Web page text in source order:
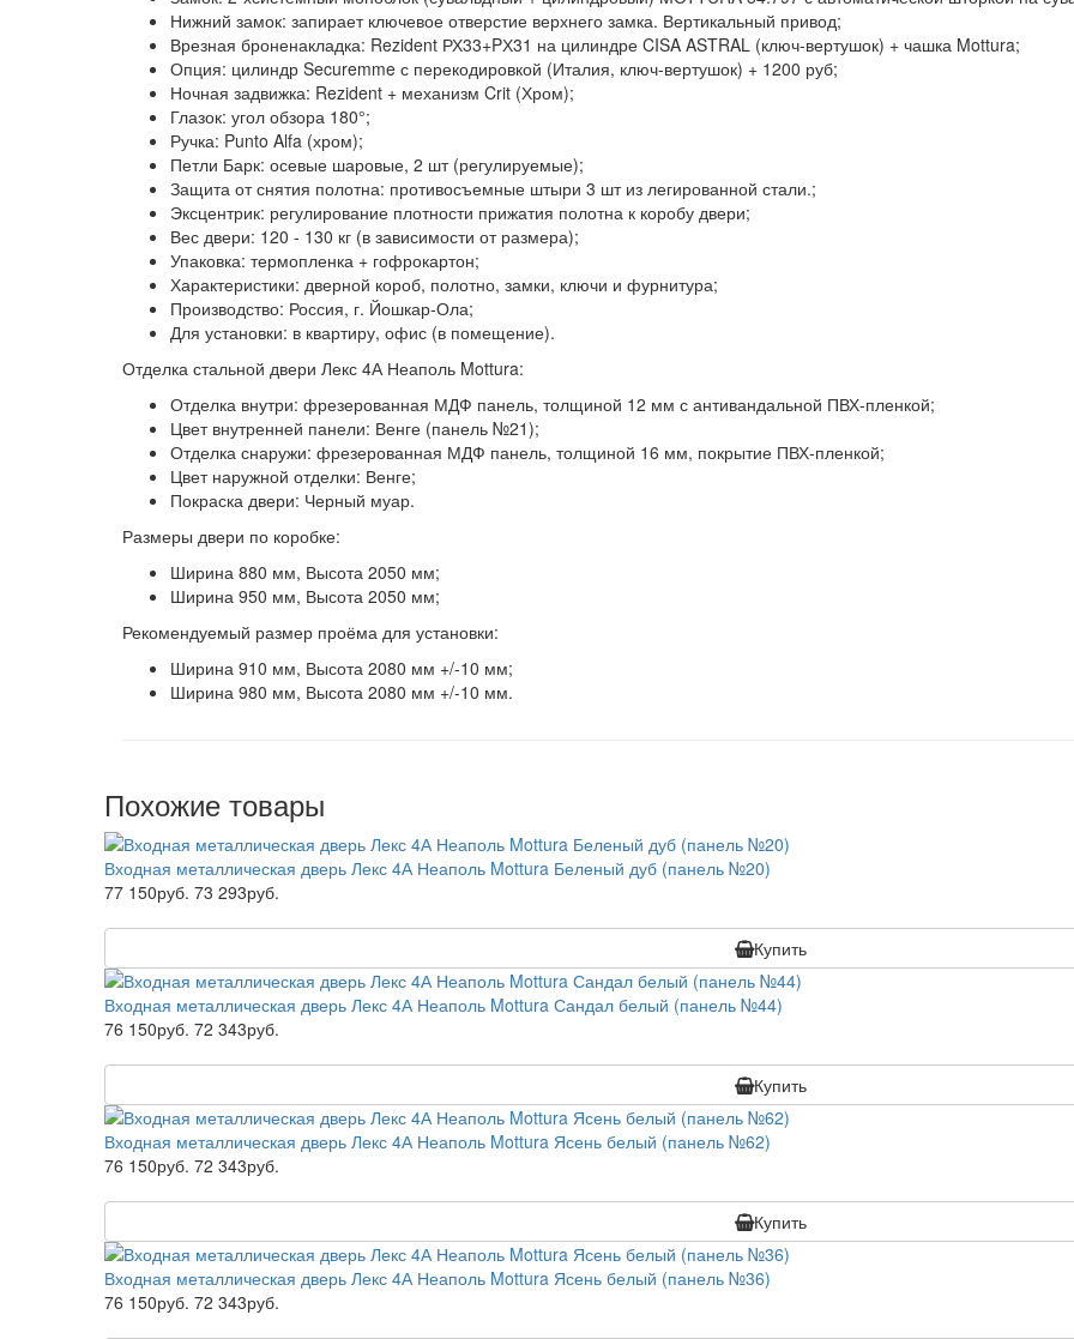
Нижний замок: запирает ключевое отверстие верхнего замка. Вертикальный привод;
Врезная броненакладка: Rezident РХ33+PХ31 на цилиндре CISA ASTRAL (ключ-вертушок) + чашка Mottura;
Опция: цилиндр Securemme с перекодировкой (Италия, ключ-вертушок) + 1200 руб;
Ночная задвижка: Rezident + механизм Crit (Хром);
Глазок: угол обзора 180°;
Ручка: Punto Alfa (хром);
Петли Барк: осевые шаровые, 2 шт (регулируемые);
Защита от снятия полотна: противосъемные штыри 3 шт из легированной стали.;
Эксцентрик: регулирование плотности прижатия полотна к коробу двери;
Вес двери: 120 - 130 кг (в зависимости от размера);
Упаковка: термопленка + гофрокартон;
Характеристики: дверной короб, полотно, замки, ключи и фурнитура;
Производство: Россия, г. Йошкар-Ола;
Для установки: в квартиру, офис (в помещение).
Отделка стальной двери Лекс 4А Неаполь Mottura:
Отделка внутри: фрезерованная МДФ панель, толщиной 12 мм с антивандальной ПВХ-пленкой;
Цвет внутренней панели: Венге (панель №21);
Отделка снаружи: фрезерованная МДФ панель, толщиной 16 мм, покрытие ПВХ-пленкой;
Цвет наружной отделки: Венге;
Покраска двери: Черный муар.
Размеры двери по коробке:
Ширина 880 мм, Высота 2050 мм;
Ширина 950 мм, Высота 2050 мм;
Рекомендуемый размер проёма для установки:
Ширина 910 мм, Высота 2080 мм +/-10 мм;
Ширина 980 мм, Высота 2080 мм +/-10 мм.
Похожие товары
Входная металлическая дверь Лекс 4А Неаполь Mottura Беленый дуб (панель №20)
77 150руб. 73 293руб.
Купить
Входная металлическая дверь Лекс 4А Неаполь Mottura Сандал белый (панель №44)
76 150руб. 72 343руб.
Купить
Входная металлическая дверь Лекс 4А Неаполь Mottura Ясень белый (панель №62)
76 150руб. 72 343руб.
Купить
Входная металлическая дверь Лекс 4А Неаполь Mottura Ясень белый (панель №36)
76 150руб. 72 343руб.